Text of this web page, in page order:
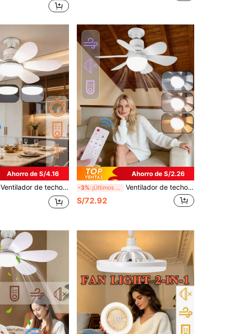
Ahorro de S/4.16
Ventilador de techo LED versátil de 40W con control remoto - Base E27, incluye bombilla - Perfecto para dormitorio, sala de estar, cocina y balcón
Ahorro de S/2.26
-3% ¡Últimos 3 días Ventilador de techo LED versátil de 30W con control remoto - Base E27, incluye bombilla - Perfecto para dormitorio, sala de estar, cocina y balcón
S/72.92